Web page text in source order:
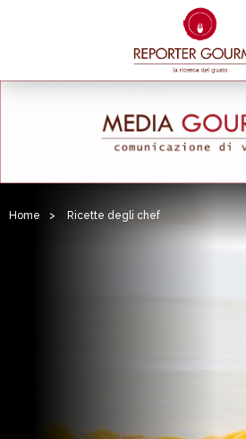
Home > Ricette degli chef